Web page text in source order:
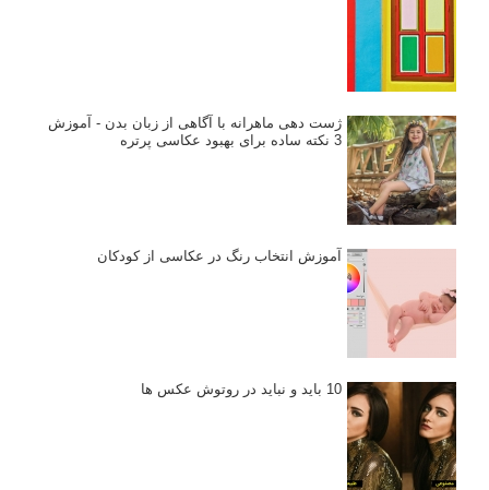
ژست دهی ماهرانه با آگاهی از زبان بدن - آموزش
3 نکته ساده برای بهبود عکاسی پرتره
آموزش انتخاب رنگ در عکاسی از کودکان
10 باید و نباید در روتوش عکس ها